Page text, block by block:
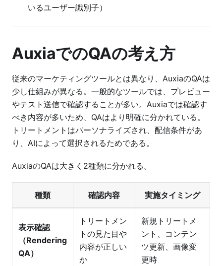
いるユーザー識別子）
AuxiaでのQAの考え方
従来のマーケティングツールとは異なり、AuxiaのQAは
少し仕組みが異なる。一般的なツールでは、プレビュー
やテスト送信で確認することが多い。Auxiaでは確認す
べき内容が多いため、QAはより明確に分かれている。
トリートメントはパーソナライズされ、配信条件があ
り、AIによって選択されるためである。
AuxiaのQAは大きく2種類に分かれる。
種類 確認内容 実施タイミング
表示確認
（Rendering
QA）
トリートメン
トの見た目や
内容が正しい
か
新規トリートメ
ント、コンテン
ツ更新、画像変
更時